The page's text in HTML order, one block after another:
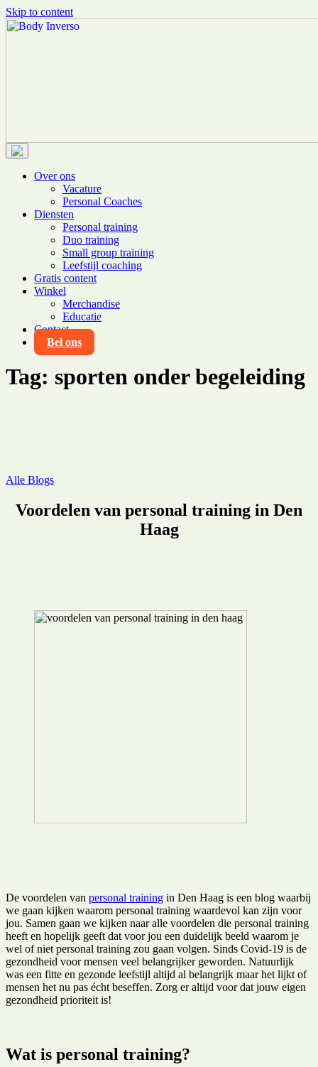
Skip to content
Body Inverso
Personal Training Boutique
Over ons
Vacature
Personal Coaches
Diensten
Personal training
Duo training
Small group training
Leefstijl coaching
Gratis content
Winkel
Merchandise
Educatie
Contact
Bel ons
Tag: sporten onder begeleiding
Alle Blogs
Voordelen van personal training in Den
Haag
De voordelen van personal training in Den Haag is een blog waarbij
we gaan kijken waarom personal training waardevol kan zijn voor
jou. Samen gaan we kijken naar alle voordelen die personal training
heeft en hopelijk geeft dat voor jou een duidelijk beeld waarom je
wel of niet personal training zou gaan volgen. Sinds Covid-19 is de
gezondheid voor mensen veel belangrijker geworden. Natuurlijk
was een fitte en gezonde leefstijl altijd al belangrijk maar het lijkt of
mensen het nu pas écht beseffen. Zorg er altijd voor dat jouw eigen
gezondheid prioriteit is!
Wat is personal training?